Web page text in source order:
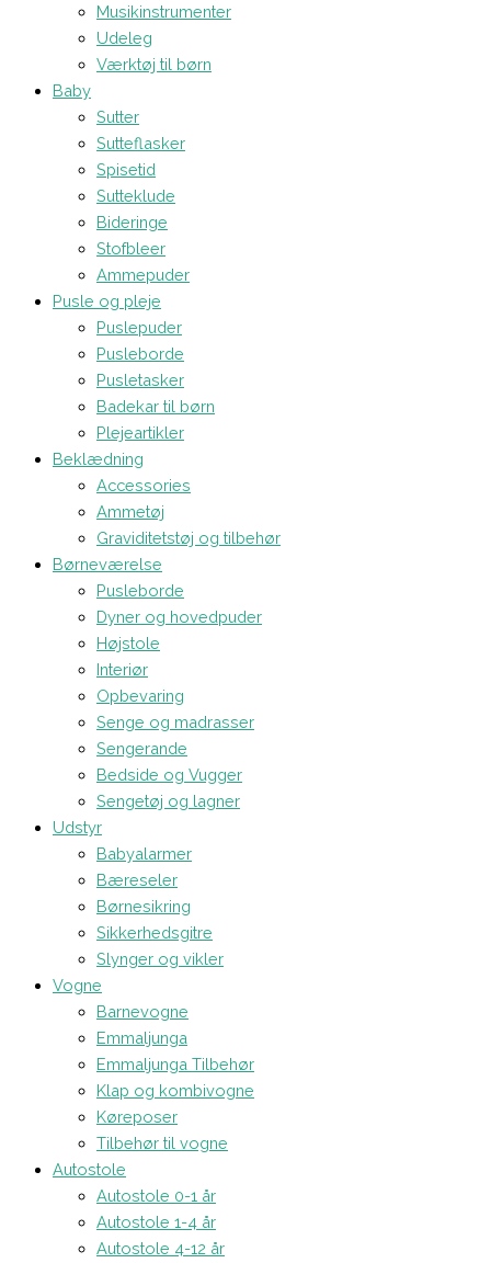
Musikinstrumenter
Udeleg
Værktøj til børn
Baby
Sutter
Sutteflasker
Spisetid
Sutteklude
Bideringe
Stofbleer
Ammepuder
Pusle og pleje
Puslepuder
Pusleborde
Pusletasker
Badekar til børn
Plejeartikler
Beklædning
Accessories
Ammetøj
Graviditetstøj og tilbehør
Børneværelse
Pusleborde
Dyner og hovedpuder
Højstole
Interiør
Opbevaring
Senge og madrasser
Sengerande
Bedside og Vugger
Sengetøj og lagner
Udstyr
Babyalarmer
Bæreseler
Børnesikring
Sikkerhedsgitre
Slynger og vikler
Vogne
Barnevogne
Emmaljunga
Emmaljunga Tilbehør
Klap og kombivogne
Køreposer
Tilbehør til vogne
Autostole
Autostole 0-1 år
Autostole 1-4 år
Autostole 4-12 år